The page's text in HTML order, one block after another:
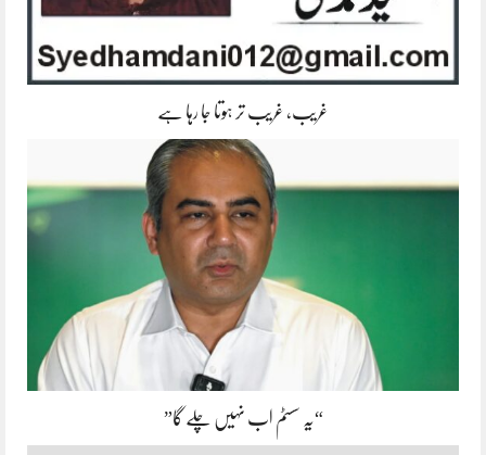
غریب، غریب تر ہوتا جا رہا ہے
“یہ سسٹم اب نہیں چلے گا”